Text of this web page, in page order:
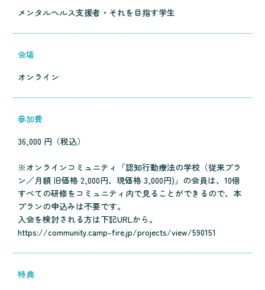
メンタルヘルス支援者・それを目指す学生
会場
オンライン
参加費
36,000 円（税込）
※オンラインコミュニティ「認知行動療法の学校（従来プラ
ン／月額 旧価格 2,000円、現価格 3,000円)」の会員は、10個
すべての研修をコミュニティ内で見ることができるので、本
プランの申込みは不要です。
入会を検討される方は下記URLから。
https://community.camp-fire.jp/projects/view/590151
特典